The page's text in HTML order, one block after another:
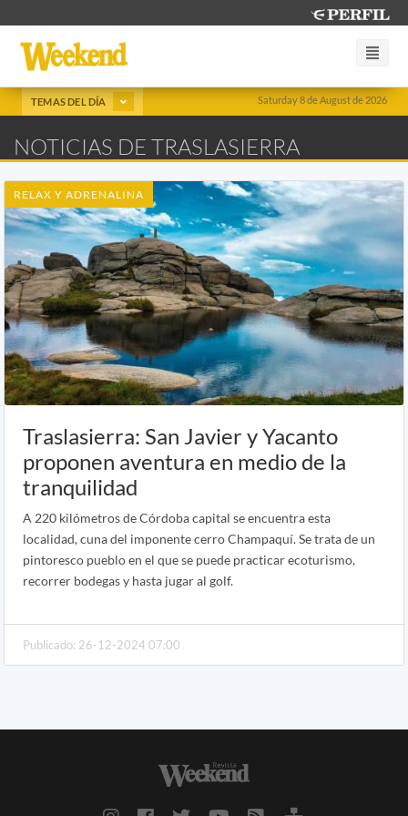
Saturday 8 de August de 2026
TEMAS DEL DÍA
NOTICIAS DE TRASLASIERRA
RELAX Y ADRENALINA
Traslasierra: San Javier y Yacanto
proponen aventura en medio de la
tranquilidad
A 220 kilómetros de Córdoba capital se encuentra esta
localidad, cuna del imponente cerro Champaquí. Se trata de un
pintoresco pueblo en el que se puede practicar ecoturismo,
recorrer bodegas y hasta jugar al golf.
Publicado: 26-12-2024 07:00